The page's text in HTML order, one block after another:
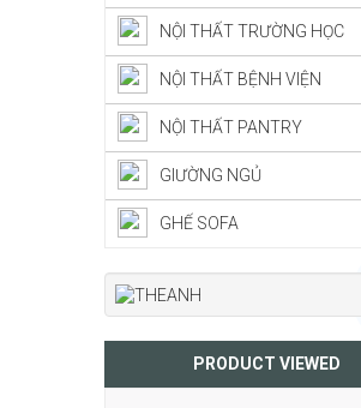
NỘI THẤT TRƯỜNG HỌC
NỘI THẤT BỆNH VIỆN
NỘI THẤT PANTRY
GIƯỜNG NGỦ
GHẾ SOFA
PRODUCT VIEWED